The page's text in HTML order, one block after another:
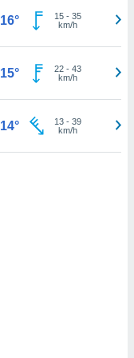
16° 15- 35
km/h
15° 22- 43
km/h
14° 13- 39
km/h